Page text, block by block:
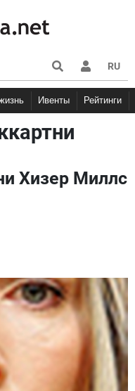
RU
Ивенты Рейтинги
Хизер Миллс